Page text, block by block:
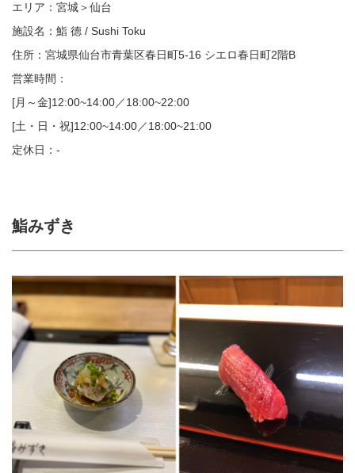
エリア：宮城＞仙台
施設名：鮨 德 / Sushi Toku
住所：宮城県仙台市青葉区春日町5-16 シエロ春日町2階B
営業時間：
[月～金]12:00~14:00／18:00~22:00
[土・日・祝]12:00~14:00／18:00~21:00
定休日：-
鮨みずき